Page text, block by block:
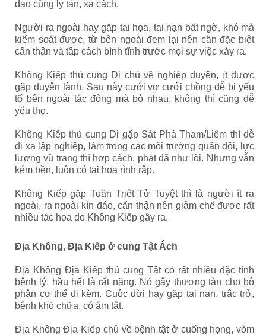
đạo cũng ly tán, xa cách.
Người ra ngoài hay gặp tai họa, tai nạn bất ngờ, khó mà
kiểm soát được, từ bên ngoài đem lại nên cần đặc biệt
cẩn thận và tập cách bình tĩnh trước mọi sự việc xảy ra.
Không Kiếp thủ cung Di chủ về nghiệp duyên, ít được
gặp duyên lành. Sau này cưới vợ cưới chồng dễ bị yếu
tố bên ngoài tác động mà bỏ nhau, không thì cũng dễ
yểu thọ.
Không Kiếp thủ cung Di gặp Sát Phá Tham/Liêm thì dễ
đi xa lập nghiệp, làm trong các môi trường quân đội, lực
lượng vũ trang thì hợp cách, phát dã như lôi. Nhưng vẫn
kém bền, luôn có tai họa rình rập.
Không Kiếp gặp Tuần Triệt Tử Tuyệt thì là người ít ra
ngoài, ra ngoài kín đáo, cẩn thận nên giảm chế được rất
nhiều tác họa do Không Kiếp gây ra.
Địa Không, Địa Kiếp ở cung Tật Ách
Địa Không Địa Kiếp thủ cung Tật có rất nhiều đặc tính
bệnh lý, hầu hết là rất nặng. Nó gây thương tàn cho bộ
phận cơ thể đi kèm. Cuộc đời hay gặp tai nạn, trắc trở,
bệnh khó chữa, có ám tật.
Địa Không Địa Kiếp chủ về bệnh tật ở cuống họng, vòm